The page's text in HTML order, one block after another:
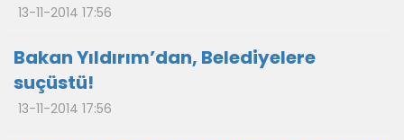
13-11-2014 17:56
Bakan Yıldırım’dan, Belediyelere
suçüstü!
13-11-2014 17:56